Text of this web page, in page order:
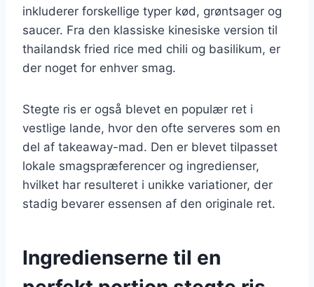
inkluderer forskellige typer kød, grøntsager og
saucer. Fra den klassiske kinesiske version til
thailandsk fried rice med chili og basilikum, er
der noget for enhver smag.
Stegte ris er også blevet en populær ret i
vestlige lande, hvor den ofte serveres som en
del af takeaway-mad. Den er blevet tilpasset
lokale smagspræferencer og ingredienser,
hvilket har resulteret i unikke variationer, der
stadig bevarer essensen af den originale ret.
Ingredienserne til en